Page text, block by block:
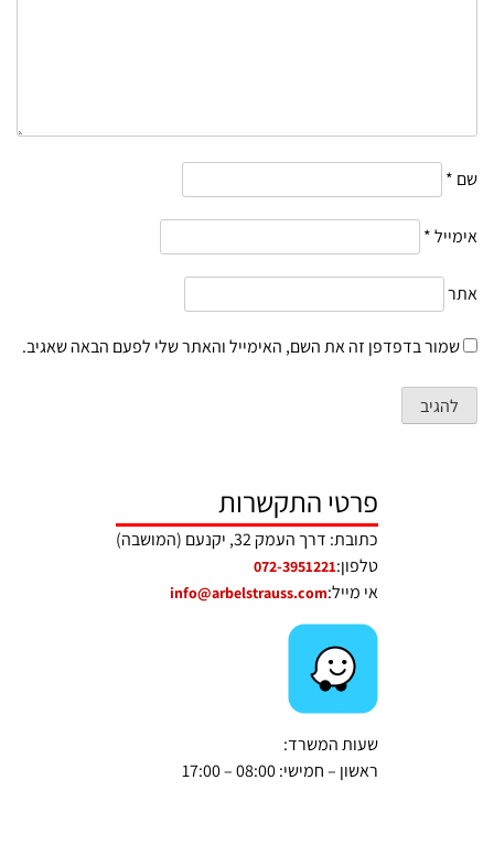
שם *
אימייל*
אתר
שמור בדפדפן זה את השם, האימייל והאתר שלי לפעם הבאה שאגיב.
פרטי התקשרות
כתובת: דרך העמק 32, יקנעם (המושבה)
טלפון:072-3951221
אי מייל:info@arbelstrauss.com
שעות המשרד:
ראשון – חמישי: 08:00 – 17:00